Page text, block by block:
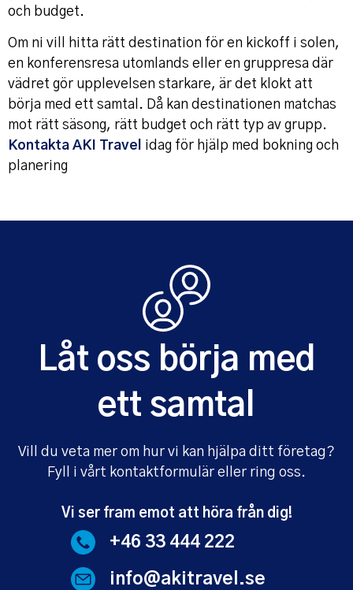
och budget.
Om ni vill hitta rätt destination för en kickoff i solen,
en konferensresa utomlands eller en gruppresa där
vädret gör upplevelsen starkare, är det klokt att
börja med ett samtal. Då kan destinationen matchas
mot rätt säsong, rätt budget och rätt typ av grupp.
Kontakta AKI Travel
idag för hjälp med bokning och
planering
Låt oss börja med
ett samtal
Vill du veta mer om hur vi kan hjälpa ditt företag?
Fyll i vårt kontaktformulär eller ring oss.
Vi ser fram emot att höra från dig!
+46 33 444 222
info@akitravel.se